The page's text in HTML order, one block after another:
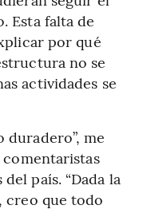
Esta falta de
por qué
no se
actividades se
duradero”, me
país. “Dada la
creo que todo